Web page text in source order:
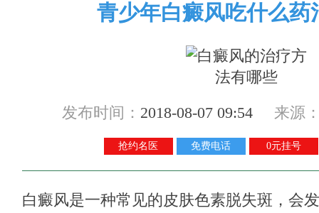
青少年白癜风吃什么药
发布时间： 2018-08-07 09:54 来源
抢约名医 免费电话 0元挂号
白癜风是一种常见的皮肤色素脱失斑，会